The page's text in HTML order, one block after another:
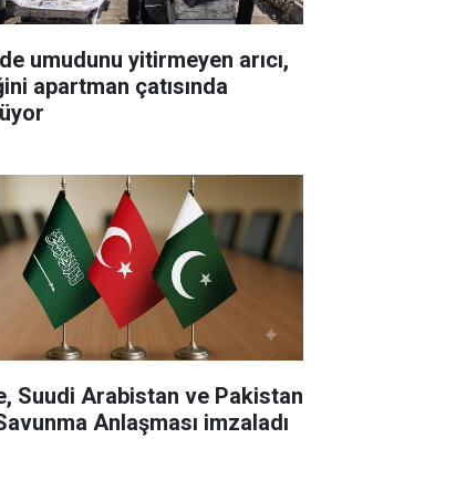
umudunu yitirmeyen arıcı,
apartman çatısında
Suudi Arabistan ve Pakistan
Anlaşması imzaladı